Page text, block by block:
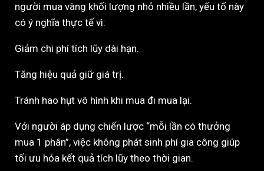
người mua vàng khối lượng nhỏ nhiều lần, yếu tố này
có ý nghĩa thực tế vì:
Giảm chi phí tích lũy dài hạn.
Tăng hiệu quả giữ giá trị.
Tránh hao hụt vô hình khi mua đi mua lại.
Với người áp dụng chiến lược “mỗi lần có thưởng
mua 1 phân”, việc không phát sinh phí gia công giúp
tối ưu hóa kết quả tích lũy theo thời gian.